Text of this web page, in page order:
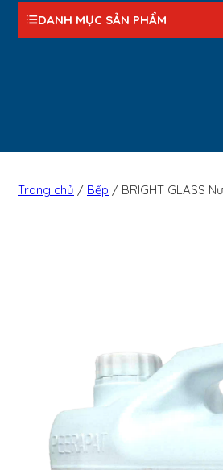
DANH MỤC SẢN PHẨM
Trang chủ / Bếp / BRIGHT GLASS